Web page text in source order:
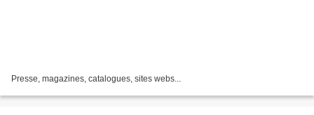
Presse, magazines, catalogues, sites webs...